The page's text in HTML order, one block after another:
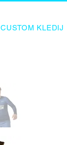
CUSTOM KLEDIJ